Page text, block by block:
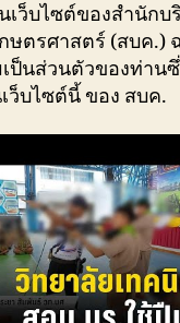
เว็บไซต์ของสำนักบ
ษตรศาสตร์ (สบค.)
ป็นส่วนตัวของท่านซึ่
ว็บไซต์นี้ ของ สบค.